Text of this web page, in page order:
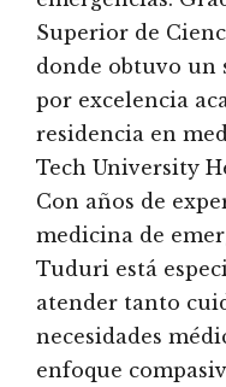
Superior de
donde obtuvo un
por excelencia
residencia en
Tech University
Con años de
medicina de
Tuduri está
atender tanto
necesidades
enfoque